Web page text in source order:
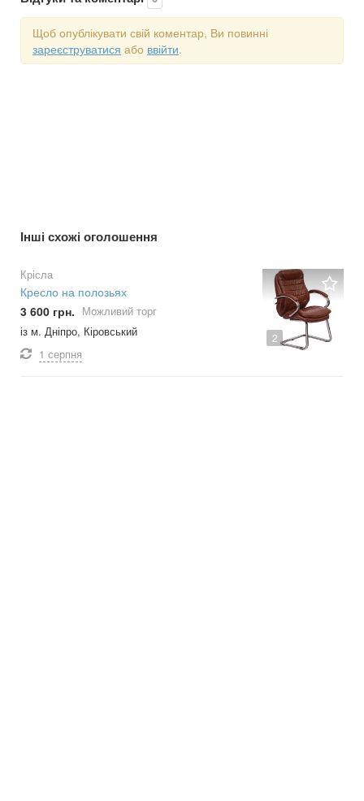
Щоб опублікувати свій коментар, Ви повинні
зареєструватися або ввійти.
Інші схожі оголошення
2
Крісла
Кресло на полозьях
3 600 грн. Можливий торг
із м. Дніпро, Кіровський
1 серпня